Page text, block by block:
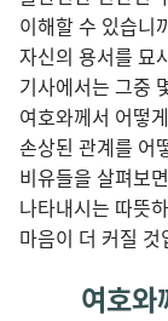
이해할 수 있습니
자신의 용서를 묘
기사에서는 그중
여호와께서 어떻
손상된 관계를 어
비유들을 살펴보
나타내시는 따뜻
마음이 더 커질 것
여호와